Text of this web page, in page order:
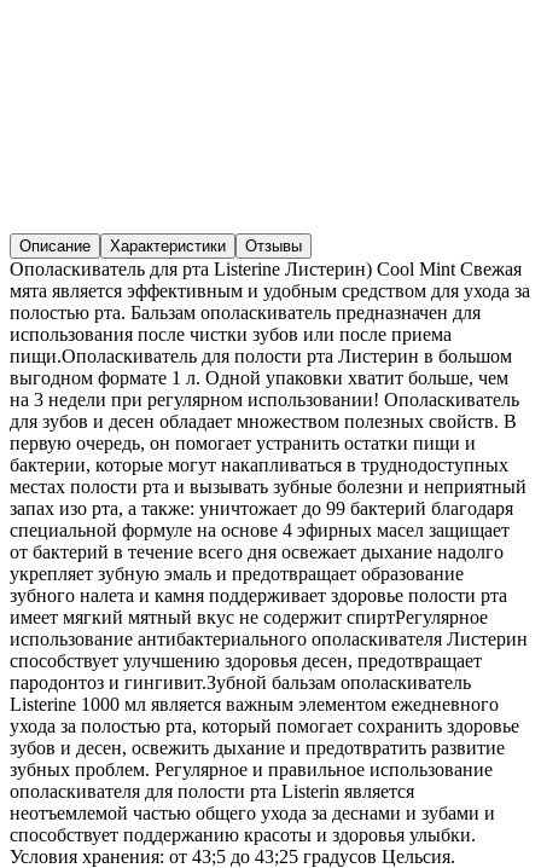
Описание Характеристики Отзывы
Ополаскиватель для рта Listerine Листерин) Cool Mint Свежая
мята является эффективным и удобным средством для ухода за
полостью рта. Бальзам ополаскиватель предназначен для
использования после чистки зубов или после приема
пищи.Ополаскиватель для полости рта Листерин в большом
выгодном формате 1 л. Одной упаковки хватит больше, чем
на 3 недели при регулярном использовании! Ополаскиватель
для зубов и десен обладает множеством полезных свойств. В
первую очередь, он помогает устранить остатки пищи и
бактерии, которые могут накапливаться в труднодоступных
местах полости рта и вызывать зубные болезни и неприятный
запах изо рта, а также: уничтожает до 99 бактерий благодаря
специальной формуле на основе 4 эфирных масел защищает
от бактерий в течение всего дня освежает дыхание надолго
укрепляет зубную эмаль и предотвращает образование
зубного налета и камня поддерживает здоровье полости рта
имеет мягкий мятный вкус не содержит спиртРегулярное
использование антибактериального ополаскивателя Листерин
способствует улучшению здоровья десен, предотвращает
пародонтоз и гингивит.Зубной бальзам ополаскиватель
Listerine 1000 мл является важным элементом ежедневного
ухода за полостью рта, который помогает сохранить здоровье
зубов и десен, освежить дыхание и предотвратить развитие
зубных проблем. Регулярное и правильное использование
ополаскивателя для полости рта Listerin является
неотъемлемой частью общего ухода за деснами и зубами и
способствует поддержанию красоты и здоровья улыбки.
Условия хранения: от 43;5 до 43;25 градусов Цельсия.